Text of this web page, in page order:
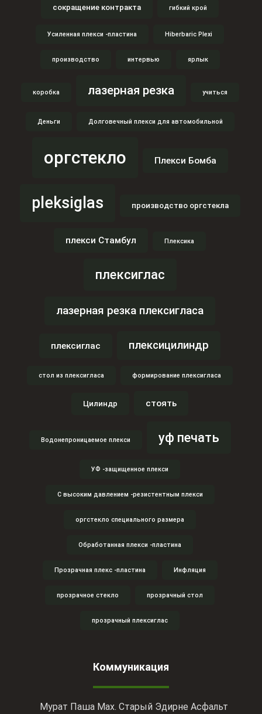
сокращение контракта гибкий крой
Усиленная плекси -пластина Hiberbaric Plexi
производство интервью ярлык
коробка лазерная резка учиться
Деньги Долговечный плекси для автомобильной
оргстекло Плекси Бомба
pleksiglas производство оргстекла
плекси Стамбул Плексика
плексиглас
лазерная резка плексигласа
плексиглас плексицилиндр
стол из плексигласа формирование плексигласа
Цилиндр стоять
Водонепроницаемое плекси уф печать
УФ -защищенное плекси
С высоким давлением -резистентным плекси
оргстекло специального размера
Обработанная плекси -пластина
Прозрачная плекс -пластина Инфляция
прозрачное стекло прозрачный стол
прозрачный плексиглас
Коммуникация
Мурат Паша Мах. Старый Эдирне Асфальт